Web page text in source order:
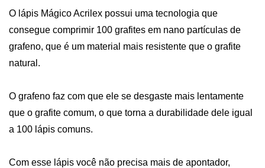
O lápis Mágico Acrilex possui uma tecnologia que
consegue comprimir 100 grafites em nano partículas de
grafeno, que é um material mais resistente que o grafite
natural.
O grafeno faz com que ele se desgaste mais lentamente
que o grafite comum, o que torna a durabilidade dele igual
a 100 lápis comuns.
Com esse lápis você não precisa mais de apontador,